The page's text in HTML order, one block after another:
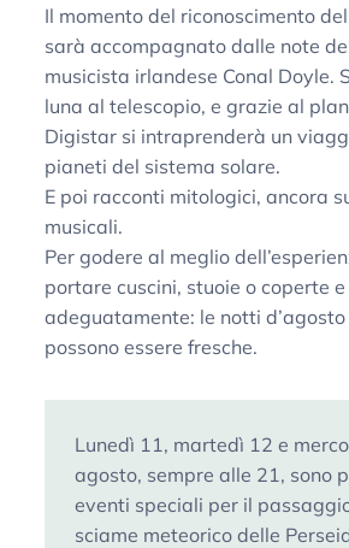
Il momento del riconoscimento
sarà accompagnato dalle note
musicista irlandese Conal Doyle.
luna al telescopio, e grazie al
Digistar si intraprenderà un
pianeti del sistema solare.
E poi racconti mitologici, ancora
musicali.
Per godere al meglio
portare cuscini, stuoie o coperte
adeguatamente: le notti
possono essere fresche.
Lunedì 11, martedì 12 e
agosto, sempre alle 21, sono
eventi speciali per il
sciame meteorico delle